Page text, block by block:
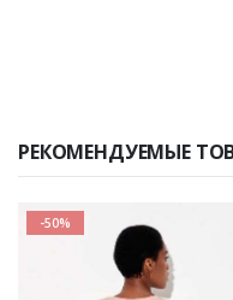
РЕКОМЕНДУЕМЫЕ
-50%